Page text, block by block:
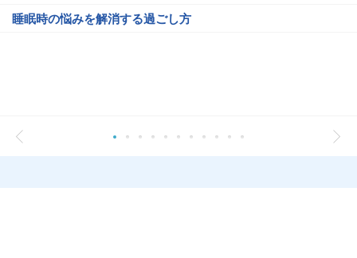
睡眠時の悩みを解消する過ごし方